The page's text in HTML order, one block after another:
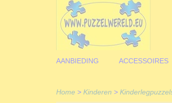
AANBIEDING ACCESSOIRES
Home > Kinderen >